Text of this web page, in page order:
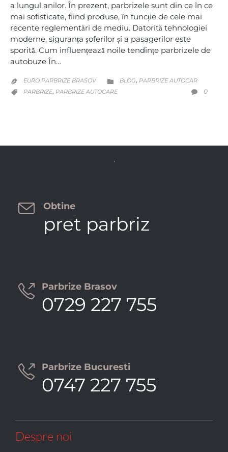
a lungul anilor. În prezent, parbrizele sunt din ce în ce
mai sofisticate, fiind produse, în funcție de cele mai
recente reglementări de mediu. Datorită tehnologiei
moderne, siguranța șoferilor și a pasagerilor este
sporită. Cum influențează noile tendințe parbrizele de
autobuze În…
 EURO PARBRIZE BRASOV  CATEGORY
BLOG, PARBRIZE AUTOCAR
 CATEGORY
PARBRIZE, PARBRIZE AUTOCARE  0
 Obtine
pret parbriz
 Parbrize Brasov
0729 227 755
 Parbrize Bucuresti
0747 227 755
Despre noi